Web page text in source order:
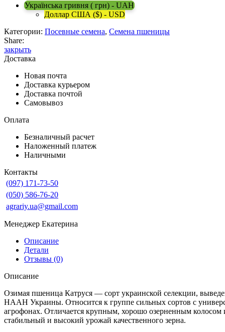
Українська гривня ( грн) - UAH
Доллар США ($) - USD
Категории: Посевные семена, Семена пшеницы
Share:
закрыть
Доставка
Новая почта
Доставка курьером
Доставка почтой
Самовывоз
Оплата
Безналичный расчет
Наложенный платеж
Наличными
Контакты
(097) 171-73-50
(050) 586-76-20
agrariy.ua@gmail.com
Менеджер Екатерина
Описание
Детали
Отзывы (0)
Описание
Озимая пшеница Катруся — сорт украинской селекции,
НААН Украины. Относится к группе сильных сортов с
агрофонах. Отличается крупным, хорошо озерненным колосом
стабильный и высокий урожай качественного зерна.